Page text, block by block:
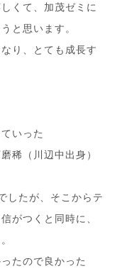
くて、加茂ゼミに
と思います。
り、とても成長す
いった
出身）
したが、そこからテ
がつくと同時に、
たので良かった